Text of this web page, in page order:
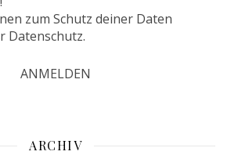
zum Schutz deiner Daten
Datenschutz.
ARCHIV